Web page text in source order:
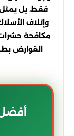
فقط، بل
وإتلاف
مكافحة
القوارض